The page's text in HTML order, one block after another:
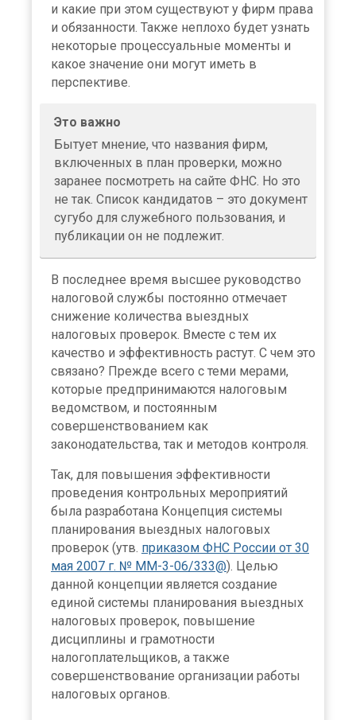
и какие при этом существуют у фирм права
и обязанности. Также неплохо будет узнать
некоторые процессуальные моменты и
какое значение они могут иметь в
перспективе.
Это важно
Бытует мнение, что названия фирм,
включенных в план проверки, можно
заранее посмотреть на сайте ФНС. Но это
не так. Список кандидатов – это документ
сугубо для служебного пользования, и
публикации он не подлежит.
В последнее время высшее руководство
налоговой службы постоянно отмечает
снижение количества выездных
налоговых проверок. Вместе с тем их
качество и эффективность растут. С чем это
связано? Прежде всего с теми мерами,
которые предпринимаются налоговым
ведомством, и постоянным
совершенствованием как
законодательства, так и методов контроля.
Так, для повышения эффективности
проведения контрольных мероприятий
была разработана Концепция системы
планирования выездных налоговых
проверок (утв. приказом ФНС России от 30
мая 2007 г. № ММ-3-06/333@). Целью
данной концепции является создание
единой системы планирования выездных
налоговых проверок, повышение
дисциплины и грамотности
налогоплательщиков, а также
совершенствование организации работы
налоговых органов.